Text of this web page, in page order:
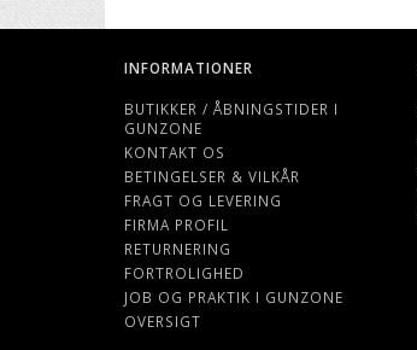
INFORMATIONER
BUTIKKER / ÅBNINGSTIDER I
GUNZONE
KONTAKT OS
BETINGELSER & VILKÅR
FRAGT OG LEVERING
FIRMA PROFIL
RETURNERING
FORTROLIGHED
JOB OG PRAKTIK I GUNZONE
OVERSIGT